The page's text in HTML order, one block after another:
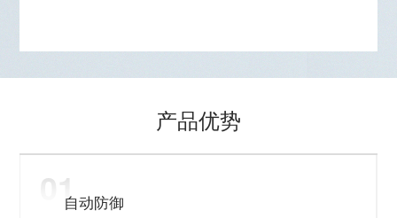
产品优势
01自动防御